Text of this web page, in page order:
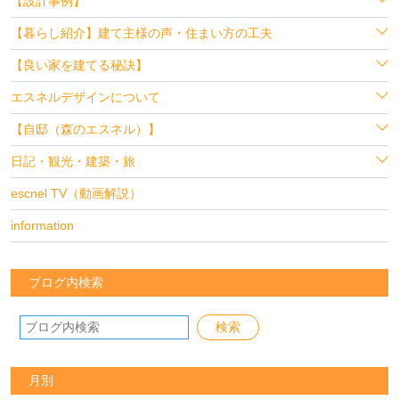
【暮らし紹介】建て主様の声・住まい方の工夫
【良い家を建てる秘訣】
エスネルデザインについて
【自邸（森のエスネル）】
日記・観光・建築・旅
escnel TV（動画解説）
information
ブログ内検索
月別